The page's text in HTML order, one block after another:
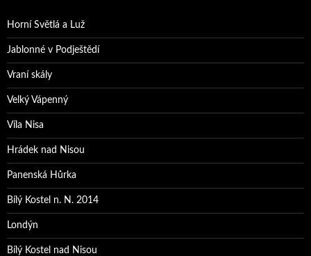
Horní Světlá a Luž
Jablonné v Podještědí
Vraní skály
Velký Vápenný
Víla Nisa
Hrádek nad Nisou
Panenská Hůrka
Bílý Kostel n. N. 2014
Londýn
Bílý Kostel nad Nisou